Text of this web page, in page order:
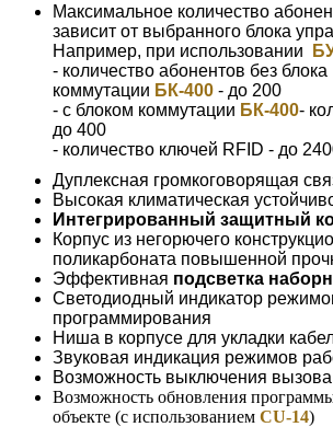
Максимальное количество
зависит от выбранного блока
Например, при использовании
- количество абонентов без блока
коммутации БК-400 - до 200
- с блоком коммутации БК-400-
до 400
- количество ключей RFID - до
Дуплексная громкоговорящая
Высокая климатическая
Интегрированный защитный
Корпус из негорючего
поликарбоната повышенной
Эффективная подсветка
Светодиодный индикатор
программирования
Ниша в корпусе для укладки
Звуковая индикация режимов
Возможность выключения вызова
Возможность обновления
объекте (с использованием CU-14)